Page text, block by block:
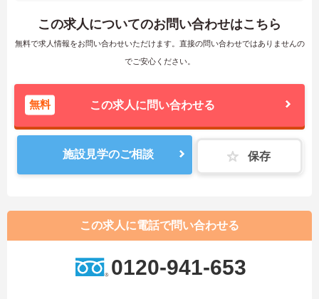
この求人についてのお問い合わせはこちら
無料で求人情報をお問い合わせいただけます。直接の問い合わせではありませんの
でご安心ください。
無料 この求人に問い合わせる
施設見学のご相談 保存
この求人に電話で問い合わせる
0120-941-653